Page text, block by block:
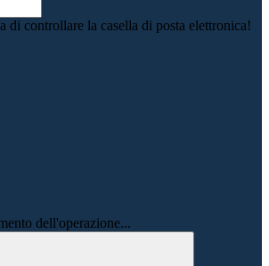
di controllare la casella di posta elettronica!
dell'operazione...